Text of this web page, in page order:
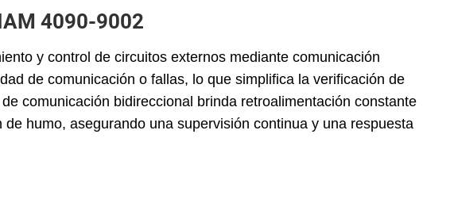
4090-9002
y control de circuitos externos mediante comunicación
de comunicación o fallas, lo que simplifica la verificación de
comunicación bidireccional brinda retroalimentación constante
humo, asegurando una supervisión continua y una respuesta